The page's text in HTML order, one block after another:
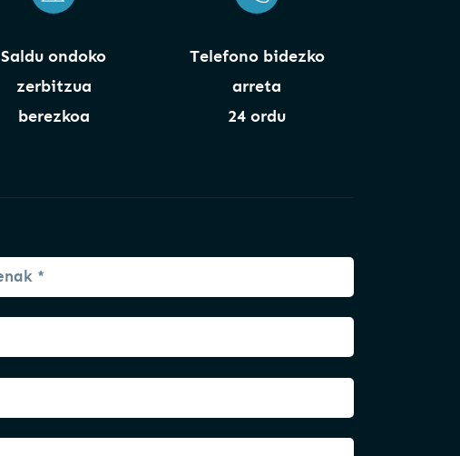
Saldu ondoko
zerbitzua
berezkoa
Telefono bidezko
arreta
24 ordu